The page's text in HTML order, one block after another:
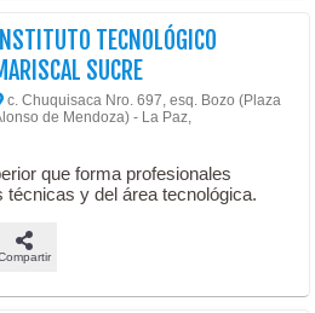
INSTITUTO TECNOLÓGICO
SUCRE
c. Chuquisaca Nro. 697, esq. Bozo (Plaza
de Mendoza) - La Paz,
que forma profesionales
y del área tecnológica.